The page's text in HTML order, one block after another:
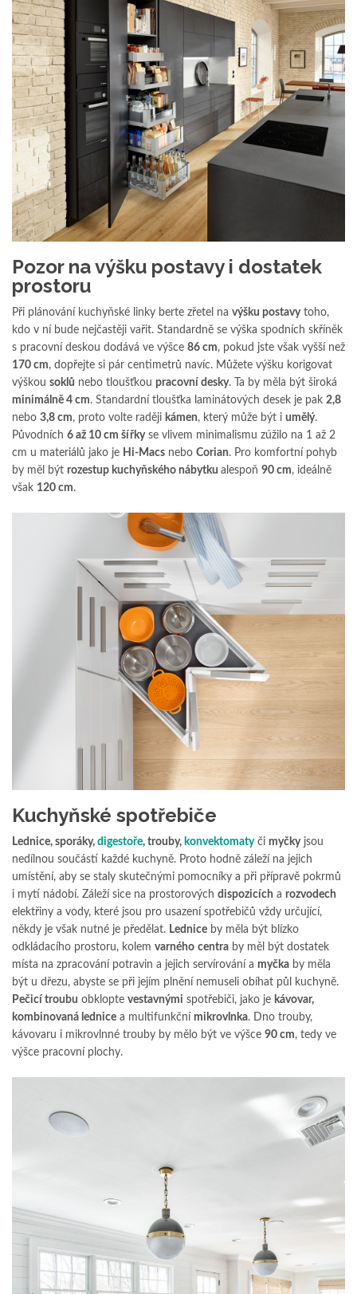
Pozor na výšku postavy i dostatek
prostoru
Při plánování kuchyňské linky berte zřetel na výšku postavytoho,
kdo v ní bude nejčastěji vařit. Standardně se výška spodních skříněk
s pracovní deskou dodává ve výšce 86 cm, pokud jste však vyšší než
170 cm, dopřejte si pár centimetrů navíc. Můžete výšku korigovat
výškou soklů nebo tloušťkou pracovní desky. Ta by měla být široká
minimálně 4 cm. Standardní tloušťka laminátových desek je pak 2,8
nebo 3,8 cm, proto volte raději kámen, který může být i umělý.
Původních 6 až 10 cm šířkyse vlivem minimalismu zúžilo na 1 až 2
cm u materiálů jako je Hi-Macs nebo Corian. Pro komfortní pohyb
by měl být rozestup kuchyňského nábytku alespoň 90 cm, ideálně
však 120 cm.
Kuchyňské spotřebiče
Lednice, sporáky, digestoře, trouby, konvektomatyči myčkyjsou
nedílnou součástí každé kuchyně. Proto hodně záleží na jejich
umístění, aby se staly skutečnými pomocníky a při přípravě pokrmů
i mytí nádobí. Záleží sice na prostorových dispozicích a rozvodech
elektřiny a vody, které jsou pro usazení spotřebičů vždy určující,
někdy je však nutné je předělat. Lednice by měla být blízko
odkládacího prostoru, kolem varného centra by měl být dostatek
místa na zpracování potravin a jejich servírování a myčka by měla
být u dřezu, abyste se při jejím plnění nemuseli obíhat půl kuchyně.
Pečicí troubu obklopte vestavnými spotřebiči, jako je kávovar,
kombinovaná lednice a multifunkční mikrovlnka. Dno trouby,
kávovaru i mikrovlnné trouby by mělo být ve výšce 90 cm, tedy ve
výšce pracovní plochy.